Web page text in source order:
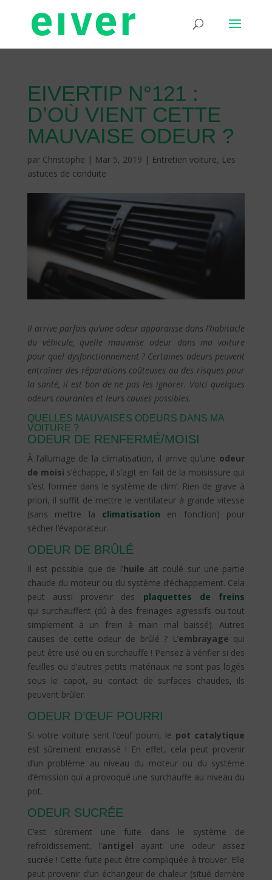
EIVERTIP N°121 :
D’OÙ VIENT CETTE
MAUVAISE ODEUR ?
par Christophe | Mar 5, 2019 | Entretien voiture, Les
astuces de conduite
Il arrive parfois qu’une odeur apparaisse dans l’habitacle
du véhicule, quelle mauvaise odeur dans ma voiture
pour quel dysfonctionnement ? Certaines odeurs peuvent
entraîner des réparations coûteuses ou des risques pour
la santé, il est bon de ne pas les ignorer. Voici quelques
odeurs courantes et leurs causes possibles.
QUELLES MAUVAISES ODEURS DANS MA
VOITURE ?
ODEUR DE RENFERMÉ/MOISI
À l’allumage de la climatisation, il arrive qu’une odeur
de moisi s’échappe, il s’agit en fait de la moisissure qui
s’est formée dans le système de clim’. Rien de grave à
priori, il suffit de mettre le ventilateur à grande vitesse
(sans mettre la climatisation en fonction) pour
sécher l’évaporateur.
ODEUR DE BRÛLÉ
Il est possible que de l’huile ait coulé sur une partie
chaude du moteur ou du système d’échappement. Cela
peut aussi provenir des plaquettes de freins
qui surchauffent (dû à des freinages agressifs ou tout
simplement à un frein à main mal baissé). Autres
causes de cette odeur de brûlé ? L’embrayage qui
peut être usé ou en surchauffe ! Pensez à vérifier si des
feuilles ou d’autres petits matériaux ne sont pas logés
sous le capot, au contact de surfaces chaudes, ils
peuvent brûler.
ODEUR D’ŒUF POURRI
Si votre voiture sent l’œuf pourri, le pot catalytique
est sûrement encrassé ! En effet, cela peut provenir
d’un problème au niveau du moteur ou du système
d’émission qui a provoqué une surchauffe au niveau du
pot.
ODEUR SUCRÉE
C’est sûrement une fuite dans le système de
refroidissement, l’antigel ayant une odeur assez
sucrée ! Cette fuite peut être compliquée à trouver. Elle
peut provenir d’un échangeur de chaleur (situé derrière